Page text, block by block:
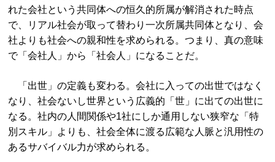
れた会社という共同体への恒久的所属が解消された時点
で、リアル社会が取って替わり一次所属共同体となり、会
社よりも社会への親和性を求められる。つまり、真の意味
で「会社人」から「社会人」になることだ。
「出世」の定義も変わる。会社に入っての出世ではなく
なり、社会ないし世界という広義的「世」に出ての出世に
なる。社内の人間関係や1社にしか通用しない狭窄な「特
別スキル」よりも、社会全体に渡る広範な人脈と汎用性の
あるサバイバル力が求められる。